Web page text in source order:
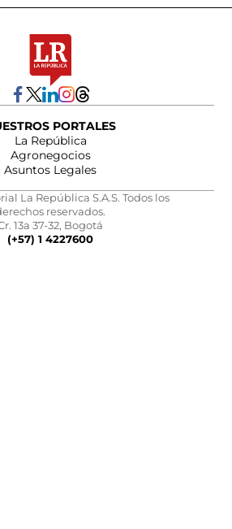
PORTALES
La República
Agronegocios
Asuntos Legales
La República S.A.S. Todos los
reservados.
13a 37-32, Bogotá
(+57) 1 4227600